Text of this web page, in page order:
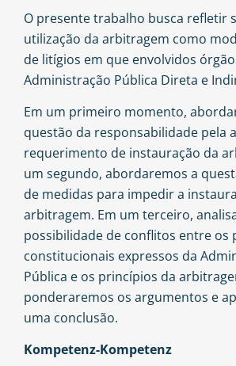
O presente trabalho busca refletir
utilização da arbitragem como
de litígios em que envolvidos
Administração Pública Direta e
Em um primeiro momento,
questão da responsabilidade pela
requerimento de instauração da
um segundo, abordaremos a
de medidas para impedir a
arbitragem. Em um terceiro,
possibilidade de conflitos entre os
constitucionais expressos da
Pública e os princípios da
ponderaremos os argumentos e
uma conclusão.
Kompetenz-Kompetenz